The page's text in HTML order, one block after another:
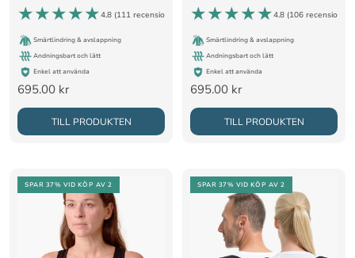
4.8 (111 recensioner
Smärtlindring & avslappning
Andningsbart och lätt
Enkel att använda
Rea-
pris
695.00 kr
TILL PRODUKTEN
4.8 (106 recensioner
Smärtlindring & avslappning
Andningsbart och lätt
Enkel att använda
Rea-
pris
695.00 kr
TILL PRODUKTEN
SPAR 37% VID KÖP AV 2 SPAR 37% VID KÖP AV 2